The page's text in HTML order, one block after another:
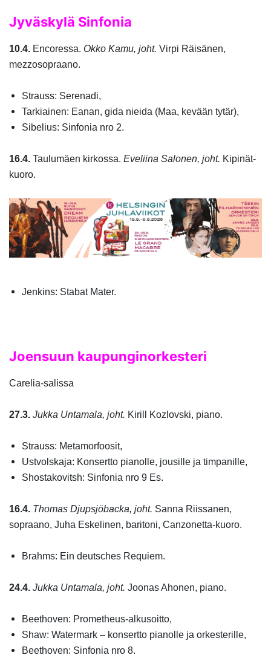
Jyväskylä Sinfonia
10.4. Encoressa. Okko Kamu, joht. Virpi Räisänen,
mezzosopraano.
Strauss: Serenadi,
Tarkiainen: Eanan, gida nieida (Maa, kevään tytär),
Sibelius: Sinfonia nro 2.
16.4. Taulumäen kirkossa. Eveliina Salonen, joht. Kipinät-
kuoro.
Jenkins: Stabat Mater.
Joensuun kaupunginorkesteri
Carelia-salissa
27.3. Jukka Untamala, joht. Kirill Kozlovski, piano.
Strauss: Metamorfoosit,
Ustvolskaja: Konsertto pianolle, jousille ja timpanille,
Shostakovitsh: Sinfonia nro 9 Es.
16.4. Thomas Djupsjöbacka, joht. Sanna Riissanen,
sopraano, Juha Eskelinen, baritoni, Canzonetta-kuoro.
Brahms: Ein deutsches Requiem.
24.4. Jukka Untamala, joht. Joonas Ahonen, piano.
Beethoven: Prometheus-alkusoitto,
Shaw: Watermark – konsertto pianolle ja orkesterille,
Beethoven: Sinfonia nro 8.